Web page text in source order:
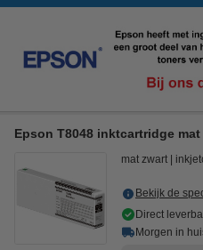
Epson T8048 inktcartridge
mat zwart
Bekijk de
Direct
Morgen in